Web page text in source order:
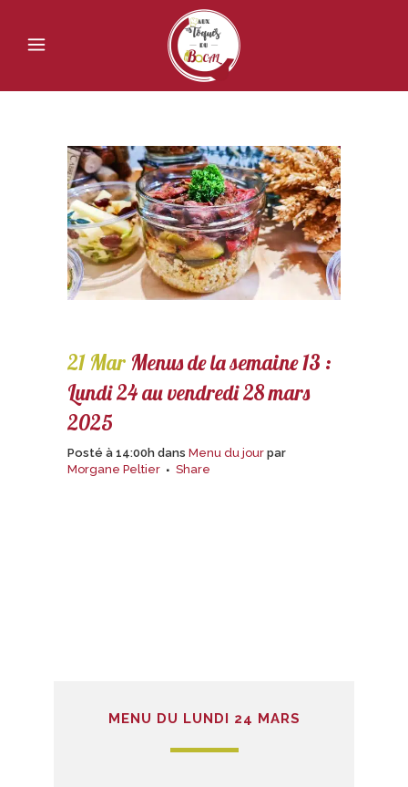
21 Mar Menus de la semaine 13 :
Lundi 24 au vendredi 28 mars
2025
Posté à 14:00h dans Menu du jour par
Morgane Peltier
Share
MENU DU LUNDI 24 MARS